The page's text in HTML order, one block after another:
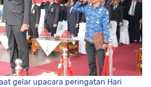
gelar upacara peringatan Hari